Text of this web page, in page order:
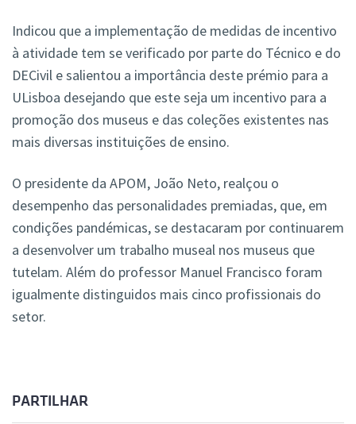
Indicou que a implementação de medidas de incentivo
à atividade tem se verificado por parte do Técnico e do
DECivil e salientou a importância deste prémio para a
ULisboa desejando que este seja um incentivo para a
promoção dos museus e das coleções existentes nas
mais diversas instituições de ensino.
O presidente da APOM, João Neto, realçou o
desempenho das personalidades premiadas, que, em
condições pandémicas, se destacaram por continuarem
a desenvolver um trabalho museal nos museus que
tutelam. Além do professor Manuel Francisco foram
igualmente distinguidos mais cinco profissionais do
setor.
PARTILHAR